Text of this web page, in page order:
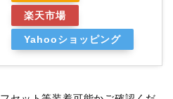
楽天市場
Yahooショッピング